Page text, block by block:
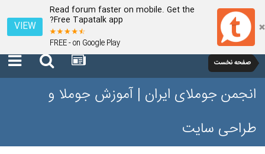
Read forum faster on mobile. Get the
Free Tapatalk app?
FREE - on Google Play
VIEW
صفحه نخست
انجمن جوملای ایران | آموزش جوملا و
طراحی سایت